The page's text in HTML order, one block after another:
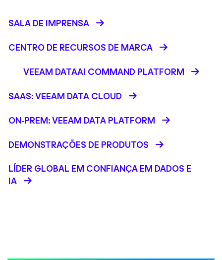
SALA DE IMPRENSA
CENTRO DE RECURSOS DE MARCA
VEEAM DATAAI COMMAND PLATFORM
SAAS: VEEAM DATA CLOUD
ON-PREM: VEEAM DATA PLATFORM
DEMONSTRAÇÕES DE PRODUTOS
LÍDER GLOBAL EM CONFIANÇA EM DADOS E
IA